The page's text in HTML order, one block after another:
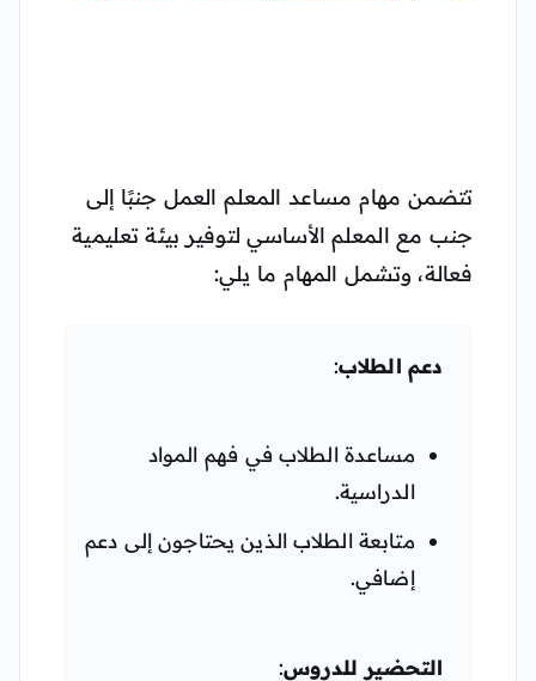
تتضمن مهام مساعد المعلم العمل جنبًا إلى
جنب مع المعلم الأساسي لتوفير بيئة تعليمية
فعالة، وتشمل المهام ما يلي:
دعم الطلاب:
مساعدة الطلاب في فهم المواد
الدراسية.
متابعة الطلاب الذين يحتاجون إلى دعم
إضافي.
التحضير للدروس: